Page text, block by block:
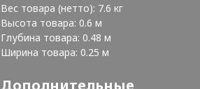
Вес товара (нетто): 7.6 кг
Высота товара: 0.6 м
Глубина товара: 0.48 м
Ширина товара: 0.25 м
Дополнительные